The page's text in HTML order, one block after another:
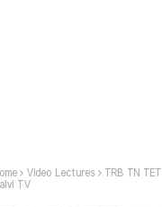
Video Lectures
TRB TN
TV